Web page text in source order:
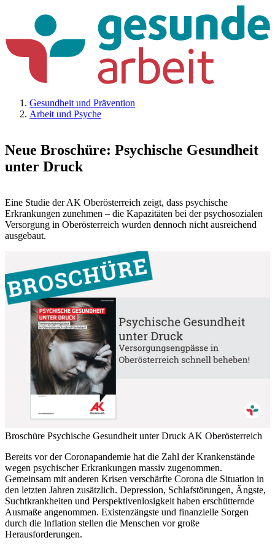
Gesundheit und Prävention
Arbeit und Psyche
Neue Broschüre: Psychische Gesundheit
unter Druck
Eine Studie der AK Oberösterreich zeigt, dass psychische
Erkrankungen zunehmen – die Kapazitäten bei der psychosozialen
Versorgung in Oberösterreich wurden dennoch nicht ausreichend
ausgebaut.
Broschüre Psychische Gesundheit unter Druck AK Oberösterreich
Bereits vor der Coronapandemie hat die Zahl der Krankenstände
wegen psychischer Erkrankungen massiv zugenommen.
Gemeinsam mit anderen Krisen verschärfte Corona die Situation in
den letzten Jahren zusätzlich. Depression, Schlafstörungen, Ängste,
Suchtkrankheiten und Perspektivenlosigkeit haben erschütternde
Ausmaße angenommen. Existenzängste und finanzielle Sorgen
durch die Inflation stellen die Menschen vor große
Herausforderungen.